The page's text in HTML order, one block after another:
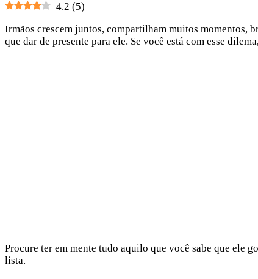
4.2 (5)
Irmãos crescem juntos, compartilham muitos momentos,
que dar de presente para ele. Se você está com esse
Procure ter em mente tudo aquilo que você sabe que ele
lista.